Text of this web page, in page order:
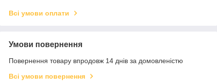
Всі умови оплати
Умови повернення
Повернення товару впродовж 14 днів за домовленістю
Всі умови повернення